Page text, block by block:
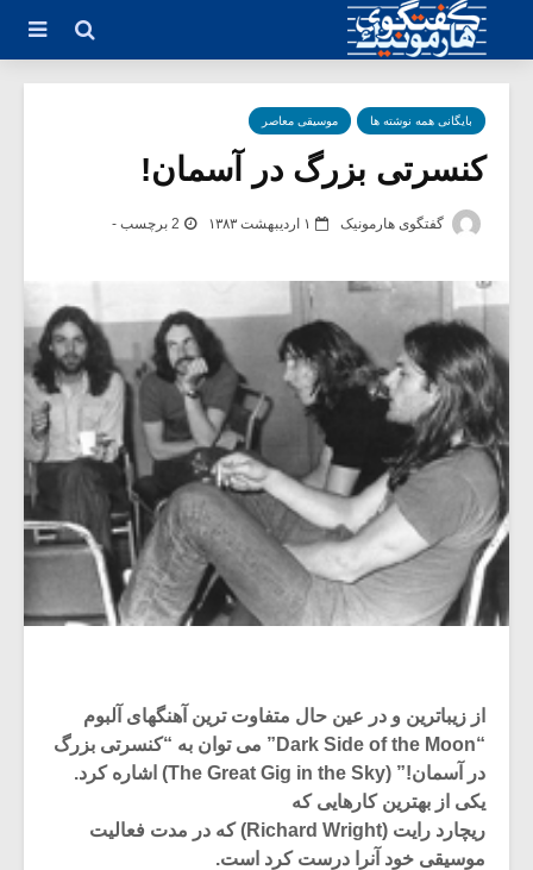
بایگانی همه نوشته ها موسیقی معاصر
کنسرتی بزرگ در آسمان!
گفتگوی هارمونیک ۱ اردیبهشت ۱۳۸۳ 2 برچسب -
از زیباترین و در عین حال متفاوت ترین آهنگهای آلبوم
“Dark Side of the Moon” می توان به “کنسرتی بزرگ
در آسمان!” (The Great Gig in the Sky) اشاره کرد.
یکی از بهترین کارهایی که
ریچارد رایت (Richard Wright) که در مدت فعالیت
موسیقی خود آنرا درست کرد است.